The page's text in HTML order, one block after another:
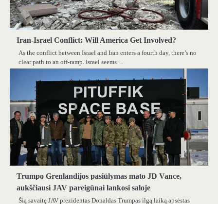
Iran-Israel Conflict: Will America Get Involved?
As the conflict between Israel and Iran enters a fourth day, there’s no
clear path to an off-ramp. Israel seems…
Trumpo Grenlandijos pasiūlymas mato JD Vance,
aukščiausi JAV pareigūnai lankosi saloje
Šią savaitę JAV prezidentas Donaldas Trumpas ilgą laiką apsėstas